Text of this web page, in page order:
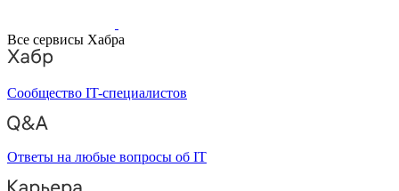
Все сервисы Хабра
Сообщество IT-специалистов
Ответы на любые вопросы об IT